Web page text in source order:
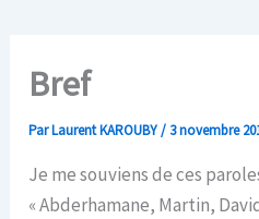
Bref
ParLaurent KAROUBY/ 3 novembre
Je me souviens de ces
« Abderhamane, Martin,